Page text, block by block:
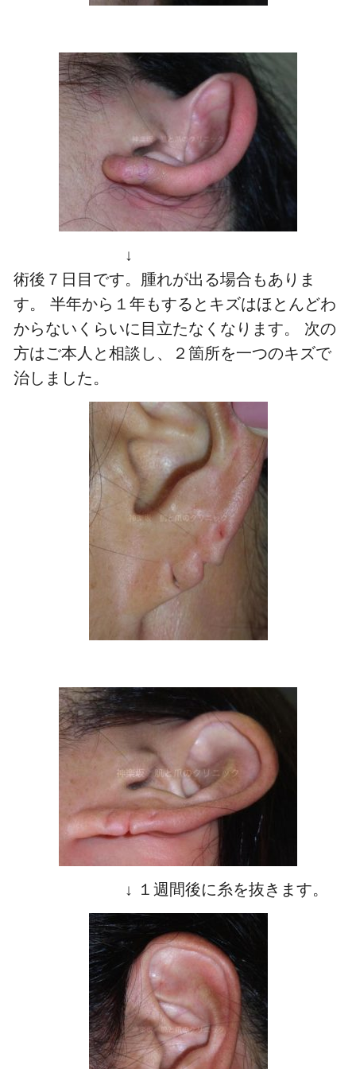
↓
術後７日目です。腫れが出る場合もありま
す。 半年から１年もするとキズはほとんどわ
からないくらいに目立たなくなります。 次の
方はご本人と相談し、２箇所を一つのキズで
治しました。
↓ １週間後に糸を抜きます。